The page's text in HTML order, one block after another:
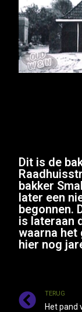
Dit is de
bakker
later een
begonnen.
is lateraan
waarna
hier nog
TERUG